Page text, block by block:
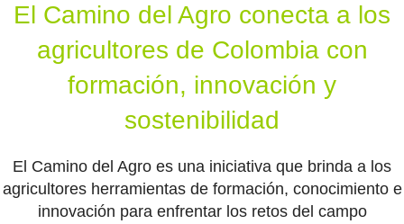
El Camino del Agro conecta a los
agricultores de Colombia con
formación, innovación y
sostenibilidad
El Camino del Agro es una iniciativa que brinda a los
agricultores herramientas de formación, conocimiento e
innovación para enfrentar los retos del campo